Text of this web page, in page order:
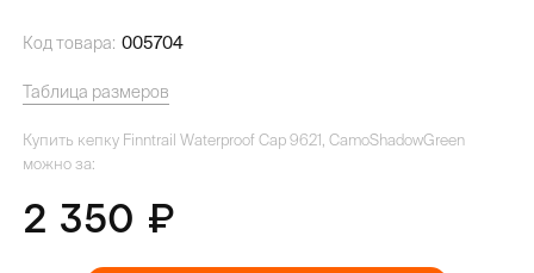
Код товара: 005704
Таблица размеров
Купить кепку Finntrail Waterproof Cap 9621, CamoShadowGreen
можно за:
2 350